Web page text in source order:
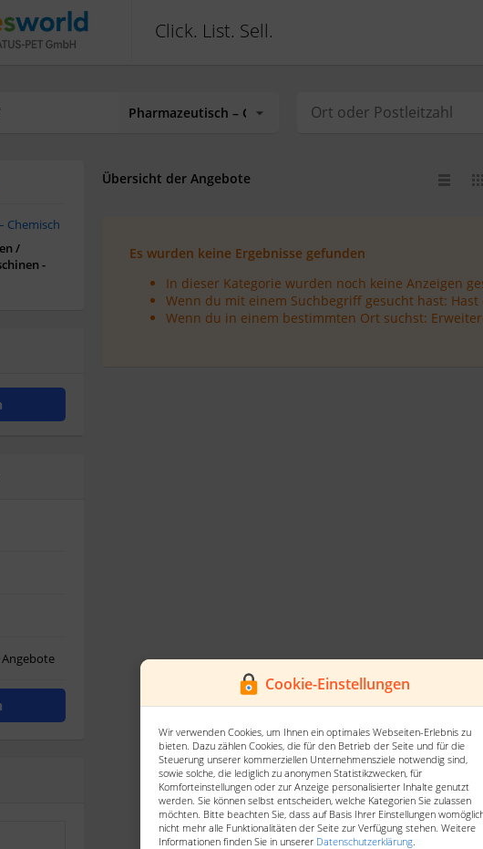
Cookie-Einstellungen
Wir verwenden Cookies, um Ihnen ein optimales Webseiten-Erlebnis zu
bieten. Dazu zählen Cookies, die für den Betrieb der Seite und für die
Steuerung unserer kommerziellen Unternehmensziele notwendig sind,
sowie solche, die lediglich zu anonymen Statistikzwecken, für
Komforteinstellungen oder zur Anzeige personalisierter Inhalte genutzt
werden. Sie können selbst entscheiden, welche Kategorien Sie zulassen
möchten. Bitte beachten Sie, dass auf Basis Ihrer Einstellungen
nicht mehr alle Funktionalitäten der Seite zur Verfügung stehen. Weitere
Informationen finden Sie in unserer Datenschutzerklärung
Click. List. Sell.
Chemisch
/
-
Übersicht der Angebote
Es wurden keine Ergebnisse gefunden
In dieser Kategorie wurden noch keine Anzeigen
Wenn du mit einem Suchbegriff gesucht hast:
Wenn du in einem bestimmten Ort suchst: